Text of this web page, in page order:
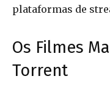
plataformas de
Os Filmes
Torrent